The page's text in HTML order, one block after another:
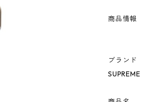
商品情報
ブランド
SUPREME